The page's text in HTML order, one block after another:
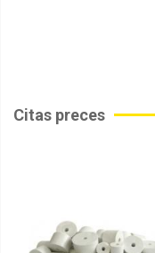
Citas preces